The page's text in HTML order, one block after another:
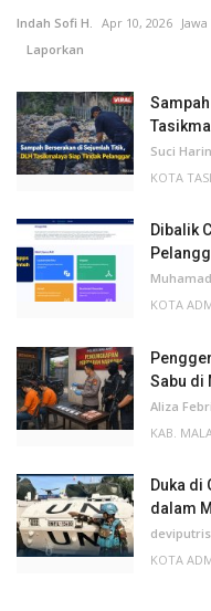
Indah Sofi H. Apr 10, 2026
Laporkan
Suci
KOTA
Dibalik
KOTA
Sabu di
Aliza
KAB.
Duka di
dalam
KOTA